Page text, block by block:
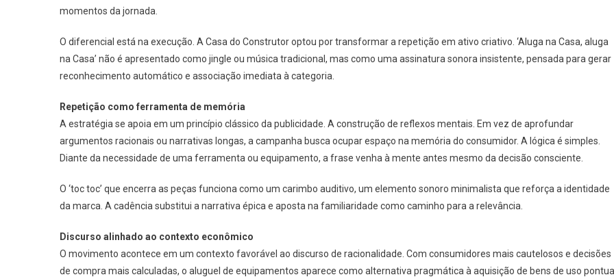
momentos da jornada.
O diferencial está na execução. A Casa do Construtor optou por transformar a repetição em ativo criativo. ‘Aluga na Casa, aluga
na Casa’ não é apresentado como jingle ou música tradicional, mas como uma assinatura sonora insistente, pensada para gerar
reconhecimento automático e associação imediata à categoria.
Repetição como ferramenta de memória
A estratégia se apoia em um princípio clássico da publicidade. A construção de reflexos mentais. Em vez de aprofundar
argumentos racionais ou narrativas longas, a campanha busca ocupar espaço na memória do consumidor. A lógica é simples.
Diante da necessidade de uma ferramenta ou equipamento, a frase venha à mente antes mesmo da decisão consciente.
O ‘toc toc’ que encerra as peças funciona como um carimbo auditivo, um elemento sonoro minimalista que reforça a identidade
da marca. A cadência substitui a narrativa épica e aposta na familiaridade como caminho para a relevância.
Discurso alinhado ao contexto econômico
O movimento acontece em um contexto favorável ao discurso de racionalidade. Com consumidores mais cautelosos e decisões
de compra mais calculadas, o aluguel de equipamentos aparece como alternativa pragmática à aquisição de bens de uso